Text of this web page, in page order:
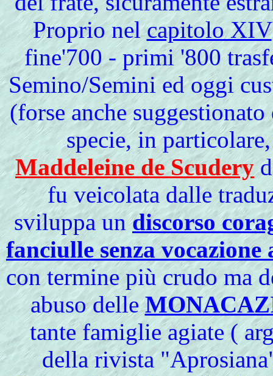
Proprio nelcapitolo XIV
fine'700 - primi '800
Semino/Semini ed oggi
(forse anche
specie, in
Maddeleine de Scudery
fu veicolata dalle
sviluppa undiscorso
fanciulle senza
con termine più crudo ma
abuso delle
tante famiglie agiate (
della rivista